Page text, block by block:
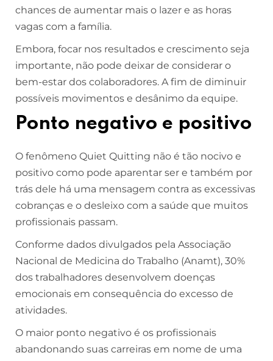
chances de aumentar mais o lazer e as horas
vagas com a família.
Embora, focar nos resultados e crescimento seja
importante, não pode deixar de considerar o
bem-estar dos colaboradores. A fim de diminuir
possíveis movimentos e desânimo da equipe.
Ponto negativo e positivo
O fenômeno Quiet Quitting não é tão nocivo e
positivo como pode aparentar ser e também por
trás dele há uma mensagem contra as excessivas
cobranças e o desleixo com a saúde que muitos
profissionais passam.
Conforme dados divulgados pela Associação
Nacional de Medicina do Trabalho (Anamt), 30%
dos trabalhadores desenvolvem doenças
emocionais em consequência do excesso de
atividades.
O maior ponto negativo é os profissionais
abandonando suas carreiras em nome de uma